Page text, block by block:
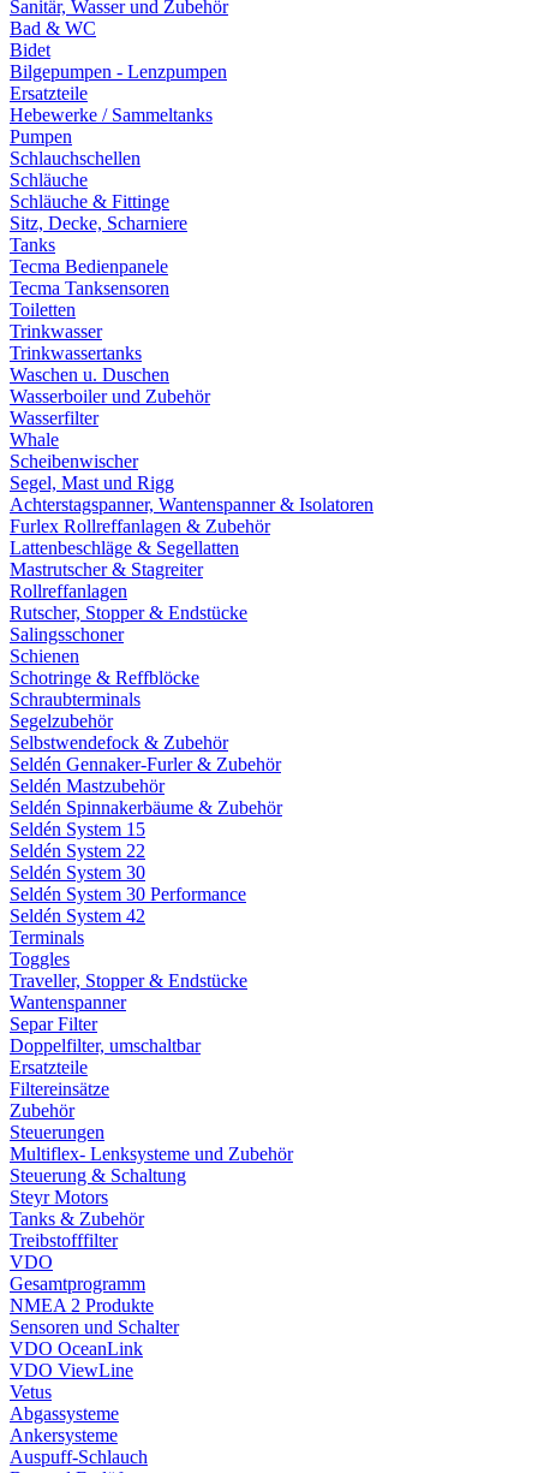
Sanitär, Wasser und Zubehör
Bad & WC
Bidet
Bilgepumpen - Lenzpumpen
Ersatzteile
Hebewerke / Sammeltanks
Pumpen
Schlauchschellen
Schläuche
Schläuche & Fittinge
Sitz, Decke, Scharniere
Tanks
Tecma Bedienpanele
Tecma Tanksensoren
Toiletten
Trinkwasser
Trinkwassertanks
Waschen u. Duschen
Wasserboiler und Zubehör
Wasserfilter
Whale
Scheibenwischer
Segel, Mast und Rigg
Achterstagspanner, Wantenspanner & Isolatoren
Furlex Rollreffanlagen & Zubehör
Lattenbeschläge & Segellatten
Mastrutscher & Stagreiter
Rollreffanlagen
Rutscher, Stopper & Endstücke
Salingsschoner
Schienen
Schotringe & Reffblöcke
Schraubterminals
Segelzubehör
Selbstwendefock & Zubehör
Seldén Gennaker-Furler & Zubehör
Seldén Mastzubehör
Seldén Spinnakerbäume & Zubehör
Seldén System 15
Seldén System 22
Seldén System 30
Seldén System 30 Performance
Seldén System 42
Terminals
Toggles
Traveller, Stopper & Endstücke
Wantenspanner
Separ Filter
Doppelfilter, umschaltbar
Ersatzteile
Filtereinsätze
Zubehör
Steuerungen
Multiflex- Lenksysteme und Zubehör
Steuerung & Schaltung
Steyr Motors
Tanks & Zubehör
Treibstofffilter
VDO
Gesamtprogramm
NMEA 2 Produkte
Sensoren und Schalter
VDO OceanLink
VDO ViewLine
Vetus
Abgassysteme
Ankersysteme
Auspuff-Schlauch